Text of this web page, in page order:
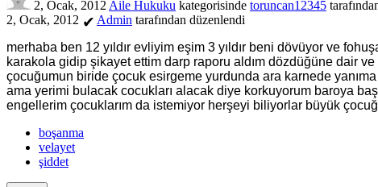
2, Ocak, 2012 Aile Hukuku kategorisinde toruncan12345
2, Ocak, 2012 ✔ Admin tarafından düzenlendi
merhaba ben 12 yıldır evliyim eşim 3 yıldır beni dövüyor ve
karakola gidip şikayet ettim darp raporu aldım dözdüğüne dair
çocuğumun biride çocuk esirgeme yurdunda ara karnede
ama yerimi bulacak cocukları alacak diye korkuyorum baroya
engellerim çocuklarım da istemiyor herşeyi biliyorlar büyük
boşanma
velayet
şiddet